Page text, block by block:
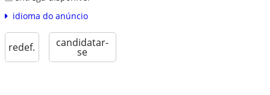
idioma do anúncio
redef. candidatar-
se